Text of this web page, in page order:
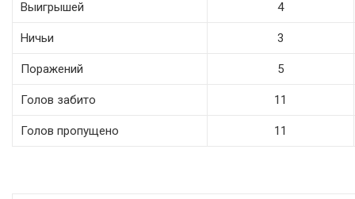
Выигрышей 4
Ничьи 3
Поражений 5
Голов забито 11
Голов пропущено 11